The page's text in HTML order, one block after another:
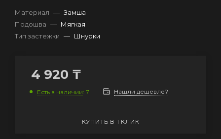
Материал — Замша
Подошва — Мягкая
Тип застежки — Шнурки
4 920 ₸
Есть в наличии: 7 Нашли дешевле?
КУПИТЬ В 1 КЛИК